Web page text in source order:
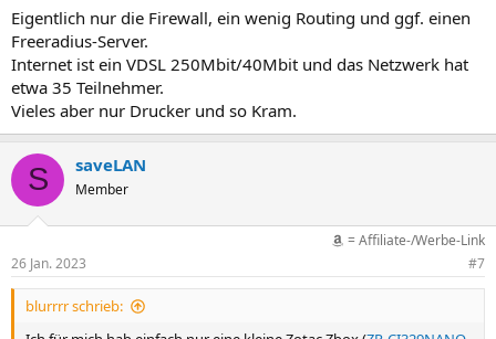
Eigentlich nur die Firewall, ein wenig Routing und ggf. einen
Freeradius-Server.
Internet ist ein VDSL 250Mbit/40Mbit und das Netzwerk hat
etwa 35 Teilnehmer.
Vieles aber nur Drucker und so Kram.
S saveLAN
Member
= Affiliate-/Werbe-Link
26 Jan. 2023
#7
blurrrr schrieb: